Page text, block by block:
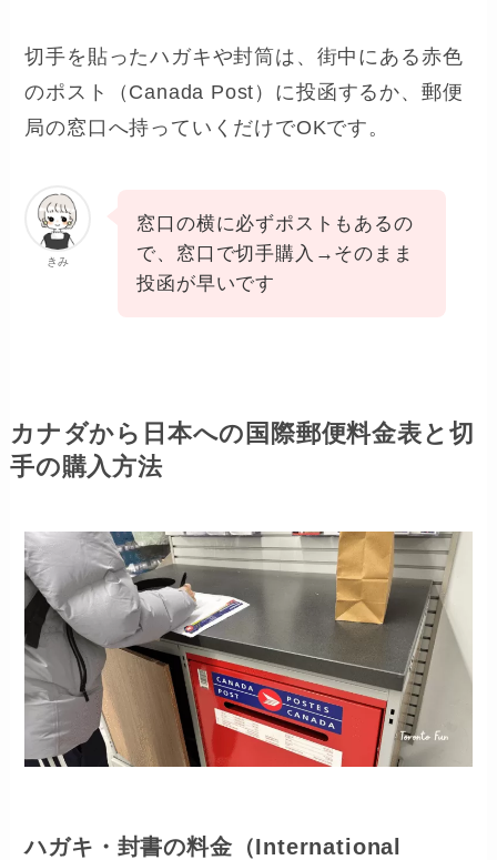
切手を貼ったハガキや封筒は、街中にある赤色
のポスト（Canada Post）に投函するか、郵便
局の窓口へ持っていくだけでOKです。
きみ
窓口の横に必ずポストもあるの
で、窓口で切手購入→そのまま
投函が早いです
カナダから日本への国際郵便料金表と切
手の購入方法
ハガキ・封書の料金（International